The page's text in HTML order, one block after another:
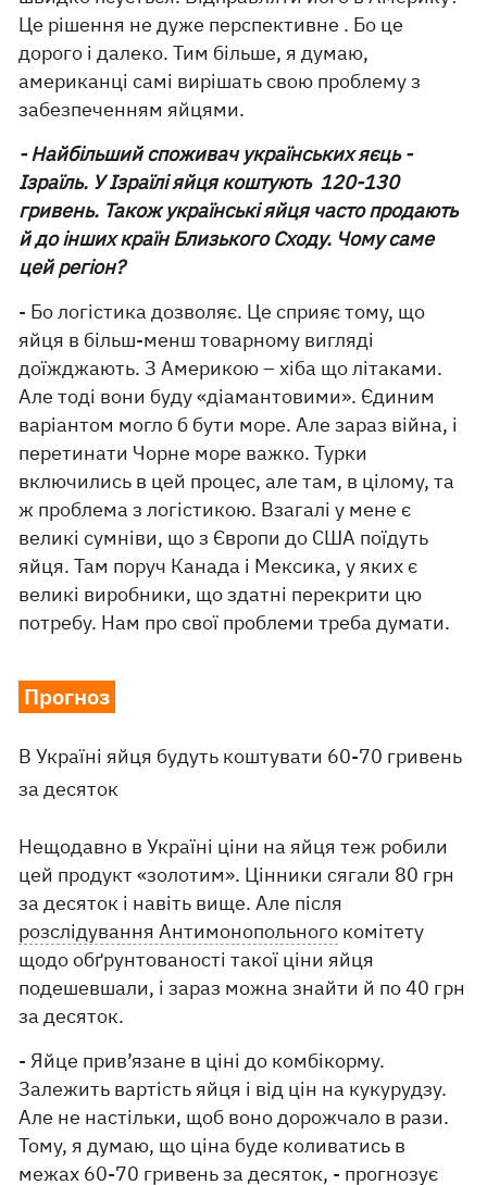
Це рішення не дуже перспективне . Бо це
дорого і далеко. Тим більше, я думаю,
американці самі вирішать свою проблему з
забезпеченням яйцями.
- Найбільший споживач українських яєць -
Ізраїль. У Ізраїлі яйця коштують 120-130
гривень. Також українські яйця часто продають
й до інших країн Близького Сходу. Чому саме
цей регіон?
- Бо логістика дозволяє. Це сприяє тому, що
яйця в більш-менш товарному вигляді
доїжджають. З Америкою – хіба що літаками.
Але тоді вони буду «діамантовими». Єдиним
варіантом могло б бути море. Але зараз війна, і
перетинати Чорне море важко. Турки
включились в цей процес, але там, в цілому, та
ж проблема з логістикою. Взагалі у мене є
великі сумніви, що з Європи до США поїдуть
яйця. Там поруч Канада і Мексика, у яких є
великі виробники, що здатні перекрити цю
потребу. Нам про свої проблеми треба думати.
Прогноз
В Україні яйця будуть коштувати 60-70 гривень
за десяток
Нещодавно в Україні ціни на яйця теж робили
цей продукт «золотим». Цінники сягали 80 грн
за десяток і навіть вище. Але після
розслідування Антимонопольного комітету
щодо обґрунтованості такої ціни яйця
подешевшали, і зараз можна знайти й по 40 грн
за десяток.
- Яйце прив’язане в ціні до комбікорму.
Залежить вартість яйця і від цін на кукурудзу.
Але не настільки, щоб воно дорожчало в рази.
Тому, я думаю, що ціна буде коливатись в
межах 60-70 гривень за десяток, - прогнозує